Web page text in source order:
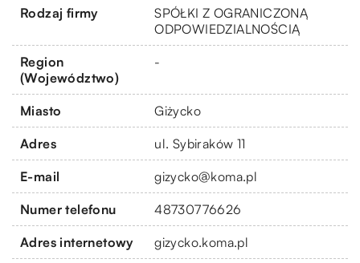
Rodzaj firmy
SPÓŁKI Z OGRANICZONĄ
ODPOWIEDZIALNOŚCIĄ
Region
(Województwo)
-
Miasto Giżycko
Adres ul. Sybiraków 11
E-mail gizycko@koma.pl
Numer telefonu 48730776626
Adres internetowy gizycko.koma.pl